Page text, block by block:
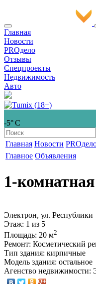
Главная
Новости
PROдело
Отзывы
Спецпроекты
Недвижимость
Авто
-5° С
Главная Новости
Главное Объявления
1-
Электрон, ул. Республики
Этаж: 1 из 5
Площадь: 20 м2
Ремонт: Косметический
Тип здания: кирпичные
Модель здания: остальное
Агенство недвижимости: